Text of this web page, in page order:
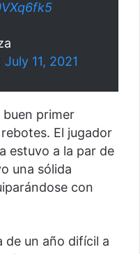
July 11, 2021
primer
El jugador
estuvo a la par de
una sólida
con
de un año difícil a